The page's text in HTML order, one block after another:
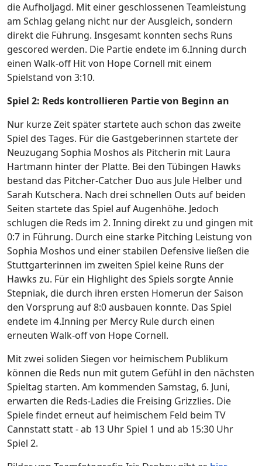
die Aufholjagd. Mit einer geschlossenen Teamleistung
am Schlag gelang nicht nur der Ausgleich, sondern
direkt die Führung. Insgesamt konnten sechs Runs
gescored werden. Die Partie endete im 6.Inning durch
einen Walk-off Hit von Hope Cornell mit einem
Spielstand von 3:10.
Spiel 2: Reds kontrollieren Partie von Beginn an
Nur kurze Zeit später startete auch schon das zweite
Spiel des Tages. Für die Gastgeberinnen startete der
Neuzugang Sophia Moshos als Pitcherin mit Laura
Hartmann hinter der Platte. Bei den Tübingen Hawks
bestand das Pitcher-Catcher Duo aus Jule Helber und
Sarah Kutschera. Nach drei schnellen Outs auf beiden
Seiten startete das Spiel auf Augenhöhe. Jedoch
schlugen die Reds im 2. Inning direkt zu und gingen mit
0:7 in Führung. Durch eine starke Pitching Leistung von
Sophia Moshos und einer stabilen Defensive ließen die
Stuttgarterinnen im zweiten Spiel keine Runs der
Hawks zu. Für ein Highlight des Spiels sorgte Annie
Stepniak, die durch ihren ersten Homerun der Saison
den Vorsprung auf 8:0 ausbauen konnte. Das Spiel
endete im 4.Inning per Mercy Rule durch einen
erneuten Walk-off von Hope Cornell.
Mit zwei soliden Siegen vor heimischem Publikum
können die Reds nun mit gutem Gefühl in den nächsten
Spieltag starten. Am kommenden Samstag, 6. Juni,
erwarten die Reds-Ladies die Freising Grizzlies. Die
Spiele findet erneut auf heimischem Feld beim TV
Cannstatt statt - ab 13 Uhr Spiel 1 und ab 15:30 Uhr
Spiel 2.